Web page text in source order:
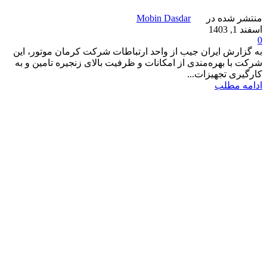
منتشر شده در
Mobin Dasdar
اسفند 1, 1403
0
به گزارش ایران جیب از واحد ارتباطات شرکت کرمان موتور، این
شرکت با بهره‌مندی از امکانات و ظرفیت‌ بالای زنجیره تامین و به
کارگیری تجهیزات...
ادامه مطلب